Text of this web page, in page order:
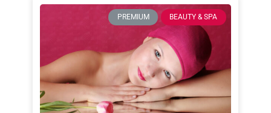
PREMIUM BEAUTY & SPA